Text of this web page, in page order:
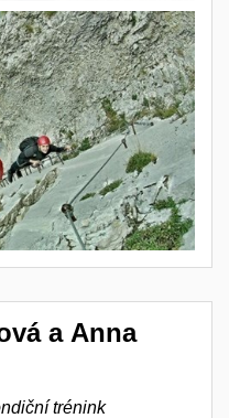
a Anna
trénink